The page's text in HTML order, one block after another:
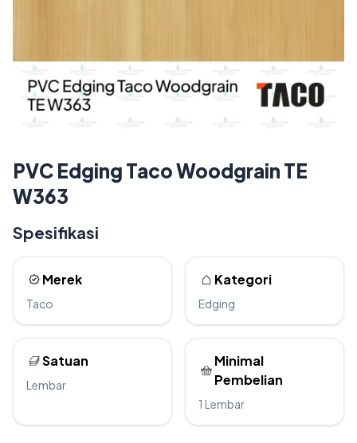
PVC Edging Taco Woodgrain TE
W363
Spesifikasi
Merek
Taco
Kategori
Edging
Satuan
Lembar
Minimal
Pembelian
1 Lembar